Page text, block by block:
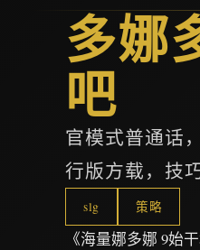
多娜
吧
官模式普通话
行版方载，技
slg 策略
《海量娜多娜 9始